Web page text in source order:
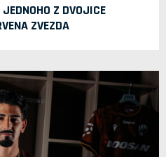
Z DVOJICE
ZVEZDA